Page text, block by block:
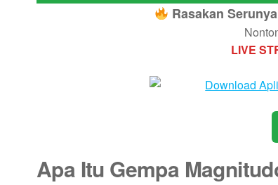
Rasakan
LIVE
Apa Itu Gempa